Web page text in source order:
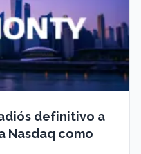
definitivo a
Nasdaq como